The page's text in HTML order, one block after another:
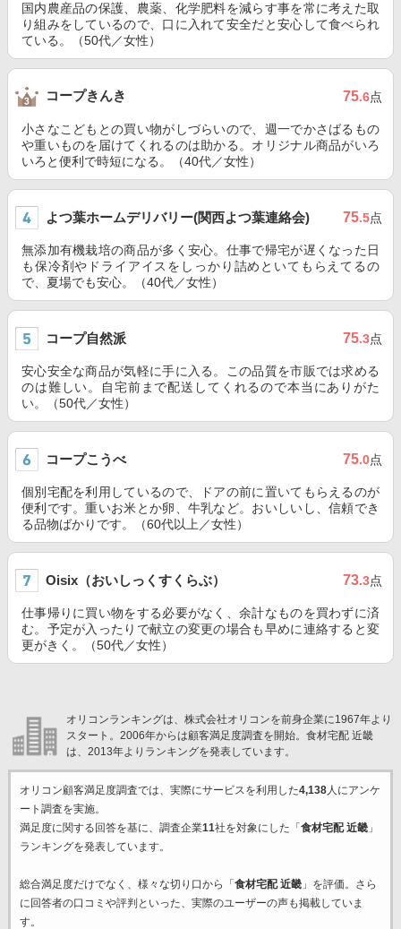
国内農産品の保護、農薬、化学肥料を減らす事を常に考えた取
り組みをしているので、口に入れて安全だと安心して食べられ
ている。（50代／女性）
コープきんき 75.6点
小さなこどもとの買い物がしづらいので、週一でかさばるもの
や重いものを届けてくれるのは助かる。オリジナル商品がいろ
いろと便利で時短になる。（40代／女性）
よつ葉ホームデリバリー(関西よつ葉連絡会) 75.5点
無添加有機栽培の商品が多く安心。仕事で帰宅が遅くなった日
も保冷剤やドライアイスをしっかり詰めといてもらえてるの
で、夏場でも安心。（40代／女性）
コープ自然派 75.3点
安心安全な商品が気軽に手に入る。この品質を市販では求める
のは難しい。自宅前まで配送してくれるので本当にありがた
い。（50代／女性）
コープこうべ 75.0点
個別宅配を利用しているので、ドアの前に置いてもらえるのが
便利です。重いお米とか卵、牛乳など。おいしいし、信頼でき
る品物ばかりです。（60代以上／女性）
Oisix（おいしっくすくらぶ） 73.3点
仕事帰りに買い物をする必要がなく、余計なものを買わずに済
む。予定が入ったりで献立の変更の場合も早めに連絡すると変
更がきく。（50代／女性）
オリコンランキングは、株式会社オリコンを前身企業に1967年より
スタート。2006年からは顧客満足度調査を開始。食材宅配 近畿
は、2013年よりランキングを発表しています。
オリコン顧客満足度調査では、実際にサービスを利用した4,138人にアンケ
ート調査を実施。
満足度に関する回答を基に、調査企業11社を対象にした「 食材宅配 近畿」
ランキングを発表しています。
総合満足度だけでなく、様々な切り口から「 食材宅配 近畿」を評価。さら
に回答者の口コミや評判といった、実際のユーザーの声も掲載していま
す。